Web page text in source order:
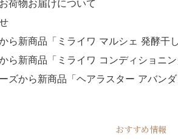
荷物お届けについて
ら新商品「ミライワ マルシェ 発酵干
ら新商品「ミライワ コンディショニ
ズから新商品「ヘアラスター アバン
おすすめ情報